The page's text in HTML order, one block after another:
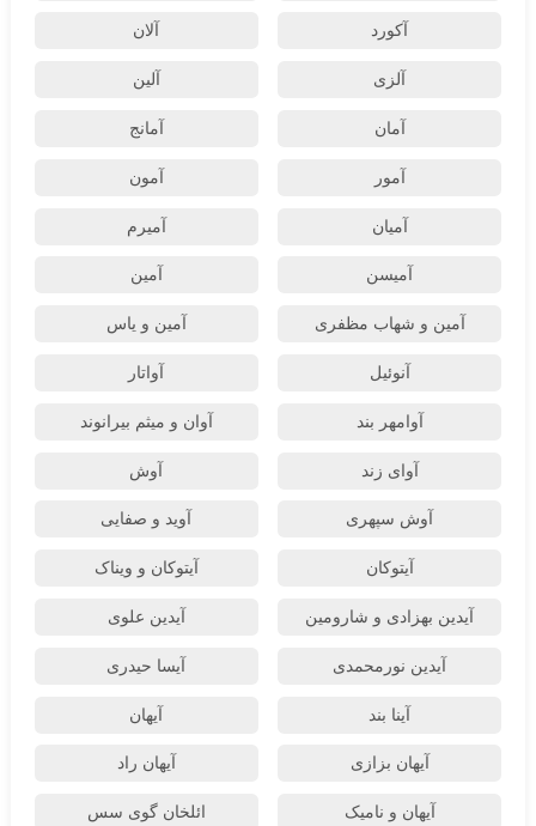
آکورد آلان
آلزی آلین
آمان آمانج
آمور آمون
آمیان آمیرم
آمیسن آمین
آمین و شهاب مظفری آمین و یاس
آنوئیل آواتار
آوامهر بند آوان و میثم بیرانوند
آوای زند آوش
آوش سپهری آوید و صفایی
آیتوکان آیتوکان و ویناک
آیدین بهزادی و شارومین آیدین علوی
آیدین نورمحمدی آیسا حیدری
آینا بند آیهان
آیهان بزازی آیهان راد
آیهان و نامیک ائلخان گوی سس